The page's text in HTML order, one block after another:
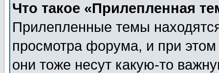
Что такое «Прилепленная
Прилепленные темы
просмотра форума, и при
они тоже несут какую-то